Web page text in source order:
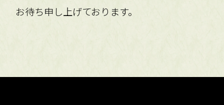
お待ち申し上げております。